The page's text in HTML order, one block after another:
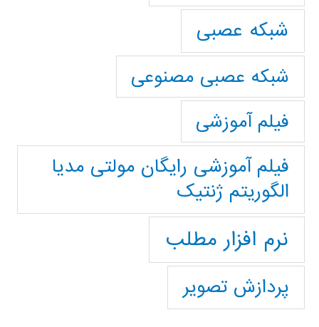
شبکه عصبی
شبکه عصبی مصنوعی
فیلم آموزشی
فیلم آموزشی رایگان مولتی مدیا
الگوریتم ژنتیک
نرم افزار مطلب
پردازش تصویر